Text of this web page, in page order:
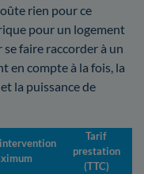
rien pour ce
pour un logement
faire raccorder à un
en compte à la fois, la
la puissance de
Tarif
prestation
(TTC)